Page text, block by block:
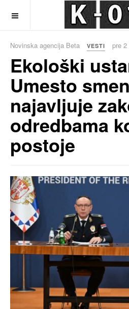
Novinska agencija Beta VESTI pre 2
Ekološki
Umesto
najavljuje
odredbama
postoje